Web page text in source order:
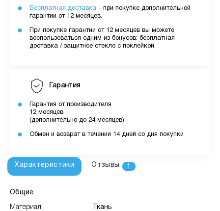
Бесплатная доставка - при покупке дополнительной
гарантии от 12 месяцев.
При покупке гарантии от 12 месяцев вы можете
воспользоваться одним из бонусов: бесплатная
доставка / защитное стекло с поклейкой.
Гарантия
Гарантия от производителя
12 месяцев
(дополнительно до 24 месяцев)
Обмен и возврат в течении 14 дней со дня покупки
Характеристики Отзывы 1
Общие
Материал Ткань